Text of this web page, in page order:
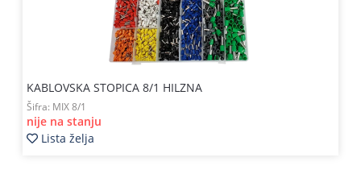
KABLOVSKA STOPICA 8/1 HILZNA
Šifra: MIX 8/1
nije na stanju
Lista želja